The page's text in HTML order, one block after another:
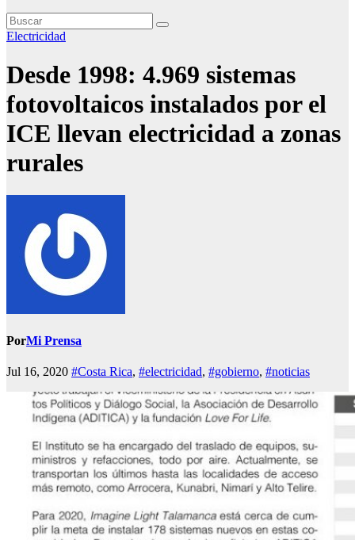
Electricidad
Desde 1998: 4.969 sistemas
fotovoltaicos instalados por el
ICE llevan electricidad a zonas
rurales
PorMi Prensa
Jul 16, 2020 #Costa Rica, #electricidad, #gobierno, #noticias